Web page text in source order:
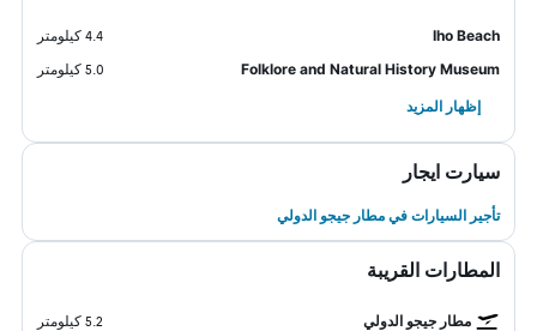
Iho Beach
4.4 كيلومتر
Folklore and Natural History Museum
5.0 كيلومتر
إظهار المزيد
سيارت ايجار
تأجير السيارات في مطار جيجو الدولي
المطارات القريبة
مطار جيجو الدولي 5.2 كيلومتر